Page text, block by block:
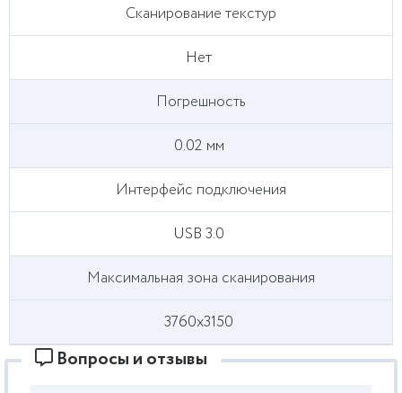
Сканирование текстур
Нет
Погрешность
0.02 мм
Интерфейс подключения
USB 3.0
Максимальная зона сканирования
3760х3150
Вопросы и отзывы